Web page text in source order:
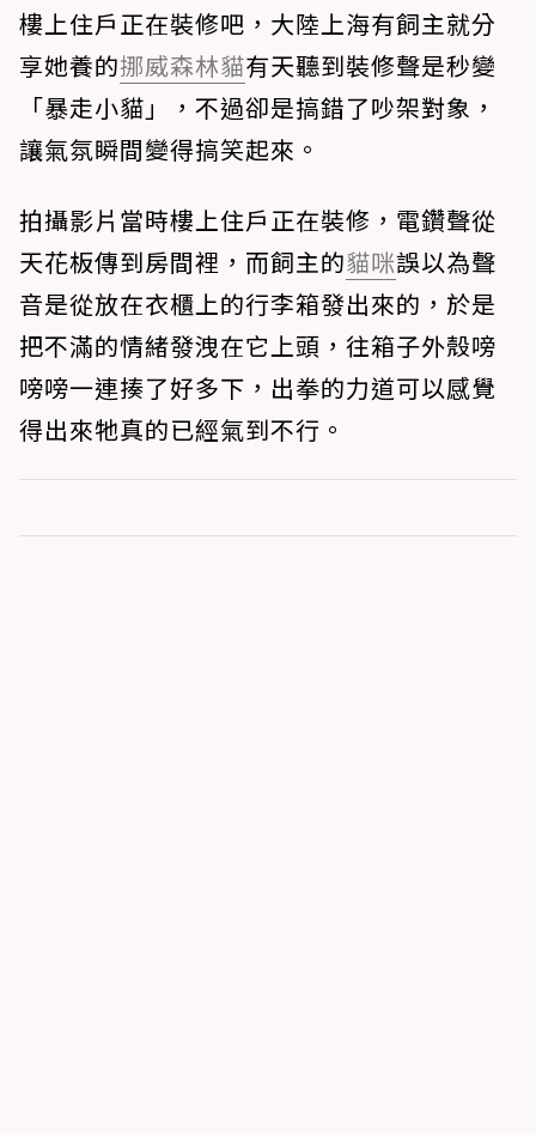
樓上住戶正在裝修吧，大陸上海有飼主就分
享她養的挪威森林貓有天聽到裝修聲是秒變
「暴走小貓」，不過卻是搞錯了吵架對象，
讓氣氛瞬間變得搞笑起來。
拍攝影片當時樓上住戶正在裝修，電鑽聲從
天花板傳到房間裡，而飼主的貓咪誤以為聲
音是從放在衣櫃上的行李箱發出來的，於是
把不滿的情緒發洩在它上頭，往箱子外殼嗙
嗙嗙一連揍了好多下，出拳的力道可以感覺
得出來牠真的已經氣到不行。